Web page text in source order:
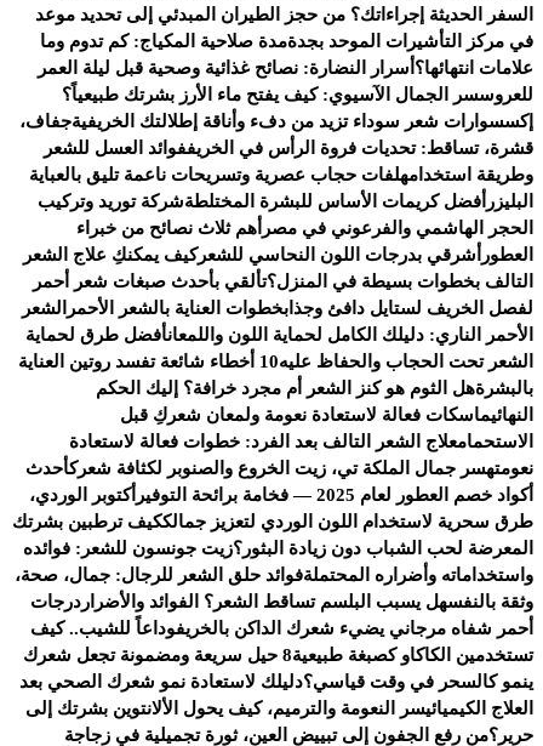
السفر الحديثة إجراءاتك؟ من حجز الطيران المبدئي إلى تحديد موعد
في مركز التأشيرات الموحد بجدةمدة صلاحية المكياج: كم تدوم وما
علامات انتهائها؟ أسرار النضارة: نصائح غذائية وصحية قبل ليلة العمر
للعروسسر الجمال الآسيوي: كيف يفتح ماء الأرز بشرتك طبيعياً؟
إكسسوارات شعر سوداء تزيد من دفء وأناقة إطلالتك الخريفيةجفاف،
قشرة، تساقط: تحديات فروة الرأس في الخريففوائد العسل للشعر
وطريقة استخدامهلفات حجاب عصرية وتسريحات ناعمة تليق بالعباية
البليزر أفضل كريمات الأساس للبشرة المختلطةشركة توريد وتركيب
الحجر الهاشمي والفرعوني في مصر أهم ثلاث نصائح من خبراء
العطور أشرقي بدرجات اللون النحاسي للشعركيف يمكنكِ علاج الشعر
التالف بخطوات بسيطة في المنزل؟تألقي بأحدث صبغات شعر أحمر
لفصل الخريف لستايل دافئ وجذابخطوات العناية بالشعر الأحمر الشعر
الأحمر الناري: دليلك الكامل لحماية اللون واللمعانأفضل طرق لحماية
الشعر تحت الحجاب والحفاظ عليه
10 أخطاء شائعة تفسد روتين العناية
بالبشرةهل الثوم هو كنز الشعر أم مجرد خرافة؟ إليك الحكم
النهائيماسكات فعالة لاستعادة نعومة ولمعان شعركِ قبل
الاستحمامعلاج الشعر التالف بعد الفرد: خطوات فعالة لاستعادة
نعومتهسر جمال الملكة تي، زيت الخروع والصنوبر لكثافة شعركأحدث
أكواد خصم العطور لعام 2025 — فخامة برائحة التوفير
أكتوبر الوردي،
طرق سحرية لاستخدام اللون الوردي لتعزيز جمالككيف ترطبين بشرتك
المعرضة لحب الشباب دون زيادة البثور؟زيت جونسون للشعر: فوائده
واستخداماته وأضراره المحتملةفوائد حلق الشعر للرجال: جمال، صحة،
وثقة بالنفسهل يسبب البلسم تساقط الشعر؟ الفوائد والأضرار درجات
أحمر شفاه مرجاني يضيء شعرك الداكن بالخريفوداعاً للشيب.. كيف
تستخدمين الكاكاو كصبغة طبيعية
8 حيل سريعة ومضمونة تجعل شعرك
ينمو كالسحر في وقت قياسي؟دليلك لاستعادة نمو شعرك الصحي بعد
العلاج الكيميائيسر النعومة والترميم، كيف يحول الألانتوين بشرتك إلى
حرير؟من رفع الجفون إلى تبييض العين، ثورة تجميلية في زجاجة